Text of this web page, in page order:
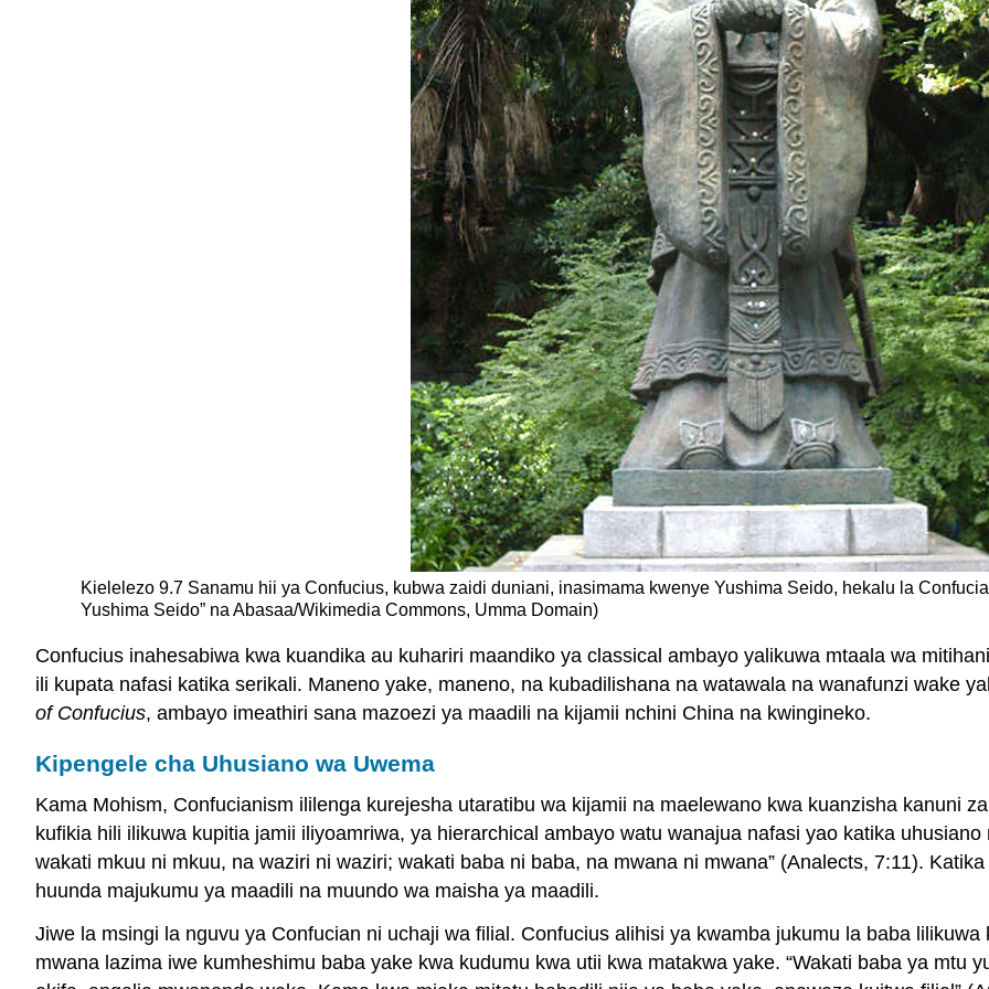
Kielelezo 9.7 Sanamu hii ya Confucius, kubwa zaidi duniani, inasimama kwenye Yushima Seido, hekalu la
Yushima Seido” na Abasaa/Wikimedia Commons, Umma Domain)
Confucius inahesabiwa kwa kuandika au kuhariri maandiko ya classical ambayo yalikuwa mtaala wa
ili kupata nafasi katika serikali. Maneno yake, maneno, na kubadilishana na watawala na wanafunzi wake
of Confucius, ambayo imeathiri sana mazoezi ya maadili na kijamii nchini China na kwingineko.
Kipengele cha Uhusiano wa Uwema
Kama Mohism, Confucianism ililenga kurejesha utaratibu wa kijamii na maelewano kwa kuanzisha kanuni
kufikia hili ilikuwa kupitia jamii iliyoamriwa, ya hierarchical ambayo watu wanajua nafasi yao katika
wakati mkuu ni mkuu, na waziri ni waziri; wakati baba ni baba, na mwana ni mwana” (Analects, 7:11).
huunda majukumu ya maadili na muundo wa maisha ya maadili.
Jiwe la msingi la nguvu ya Confucian ni uchaji wa filial. Confucius alihisi ya kwamba jukumu la baba
mwana lazima iwe kumheshimu baba yake kwa kudumu kwa utii kwa matakwa yake. “Wakati baba ya mtu